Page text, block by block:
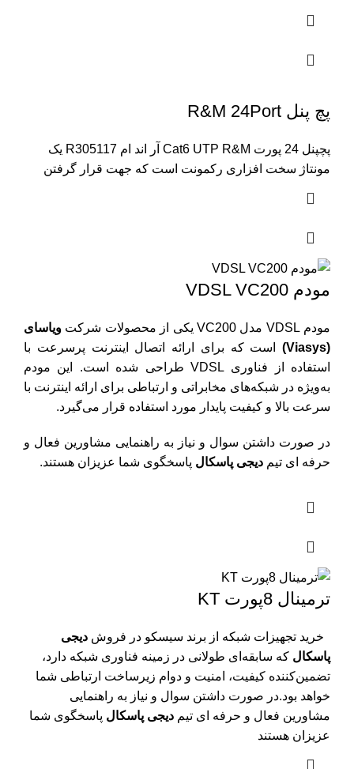
پچ پنل R&M 24Port
پچپنل 24 پورت Cat6 UTP R&M آر اند ام R305117 یک
مونتاژ سخت افزاری رکمونت است که جهت قرار گرفتن
مودم VDSL VC200
مودم VDSL مدل VC200 یکی از محصولات شرکت
ویاسای
(Viasys)
است که برای ارائه اتصال اینترنت پرسرعت با
استفاده از فناوری VDSL طراحی شده است. این مودم
به‌ویژه در شبکه‌های مخابراتی و ارتباطی برای ارائه اینترنت با
سرعت بالا و کیفیت پایدار مورد استفاده قرار می‌گیرد.
در صورت داشتن سوال و نیاز به راهنمایی مشاورین فعال و
حرفه ای تیم دیجی پاسکال پاسخگوی شما عزیزان هستند.
ترمینال 8پورت KT
خرید تجهیزات شبکه از برند سیسکو در فروش دیجی
پاسکال که سابقه‌ای طولانی در زمینه فناوری شبکه دارد،
تضمین‌کننده کیفیت، امنیت و دوام زیرساخت ارتباطی شما
خواهد بود.در صورت داشتن سوال و نیاز به راهنمایی
مشاورین فعال و حرفه ای تیم دیجی پاسکال پاسخگوی شما
عزیزان هستند